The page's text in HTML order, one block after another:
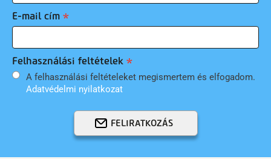
E-mail cím
Felhasználási feltételek
A felhasználási feltételeket megismertem és elfogadom.
Adatvédelmi nyilatkozat
FELIRATKOZÁS